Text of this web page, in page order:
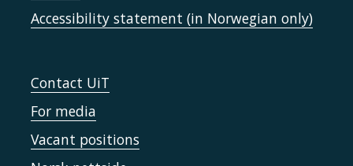
Accessibility statement (in Norwegian only)
Contact UiT
For media
Vacant positions